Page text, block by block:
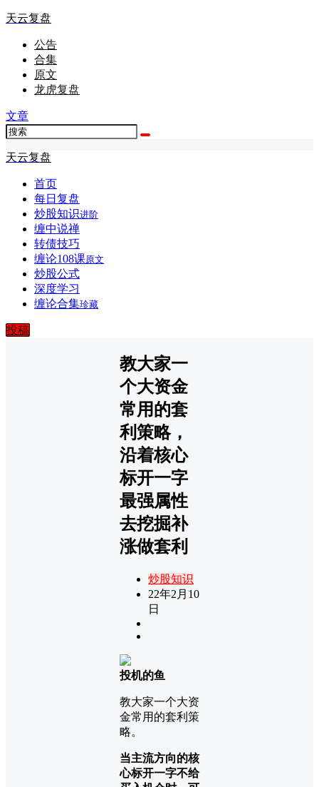
天云复盘
公告
合集
原文
龙虎复盘
文章
天云复盘
首页
每日复盘
炒股知识进阶
缠中说禅
转债技巧
缠论108课原文
炒股公式
深度学习
缠论合集珍藏
投稿
教大家一
个大资金
常用的套
利策略，
沿着核心
标开一字
最强属性
去挖掘补
涨做套利
炒股知识
22年2月10
日
投机的鱼
教大家一个大资
金常用的套利策
略。
当主流方向的核
心标开一字不给